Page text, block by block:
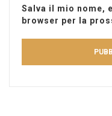
Salva il mio nome,
browser per la